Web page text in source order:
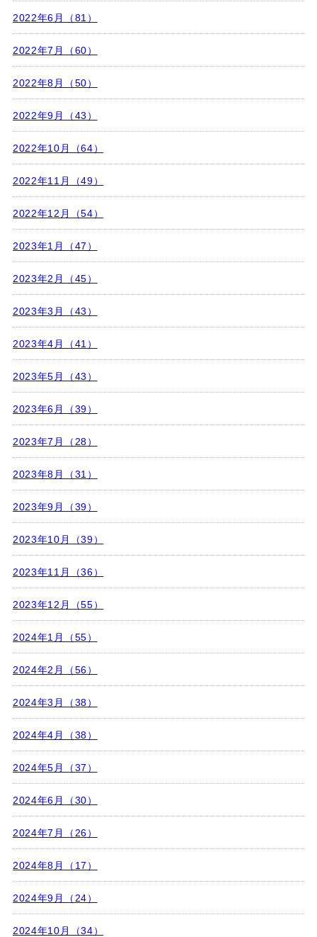
2022年6月（81）
2022年7月（60）
2022年8月（50）
2022年9月（43）
2022年10月（64）
2022年11月（49）
2022年12月（54）
2023年1月（47）
2023年2月（45）
2023年3月（43）
2023年4月（41）
2023年5月（43）
2023年6月（39）
2023年7月（28）
2023年8月（31）
2023年9月（39）
2023年10月（39）
2023年11月（36）
2023年12月（55）
2024年1月（55）
2024年2月（56）
2024年3月（38）
2024年4月（38）
2024年5月（37）
2024年6月（30）
2024年7月（26）
2024年8月（17）
2024年9月（24）
2024年10月（34）